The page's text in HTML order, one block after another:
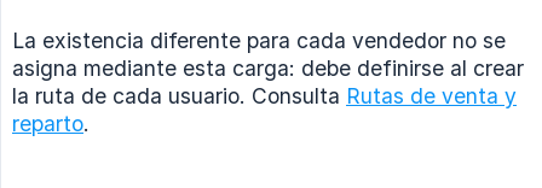
La existencia diferente para cada vendedor no se
asigna mediante esta carga: debe definirse al crear
la ruta de cada usuario. Consulta Rutas de venta y
reparto.